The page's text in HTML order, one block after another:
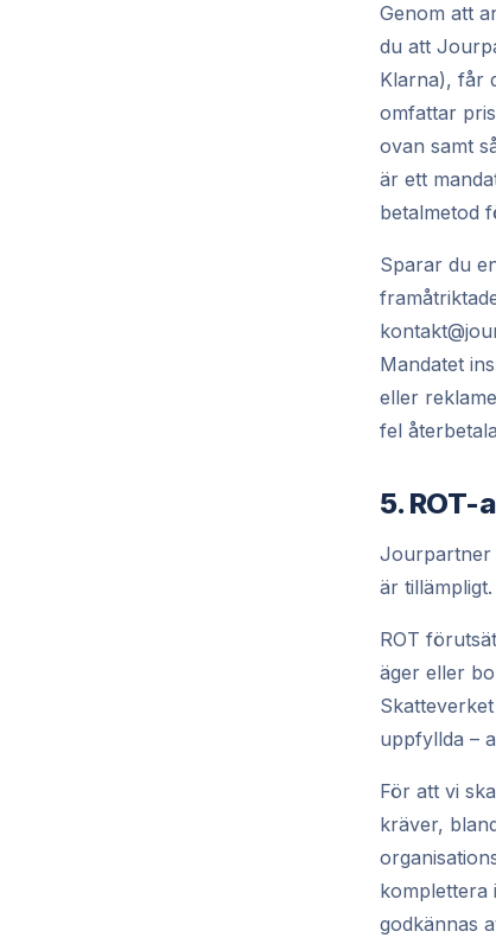
Genom att
du att
Klarna), får
omfattar
ovan samt
är ett
betalmetod
Sparar du
Mandatet
eller
fel
5. ROT-
Jourpartner
är
ROT
äger eller
uppfyllda –
För att vi
kräver,
komplettera
godkännas